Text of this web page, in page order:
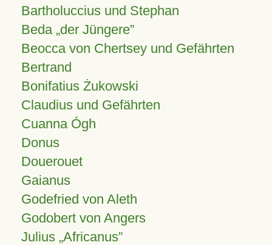
Bartholuccius und Stephan
Beda „der Jüngere”
Beocca von Chertsey und Gefährten
Bertrand
Bonifatius Żukowski
Claudius und Gefährten
Cuanna Ógh
Donus
Douerouet
Gaianus
Godefried von Aleth
Godobert von Angers
Julius Africanus